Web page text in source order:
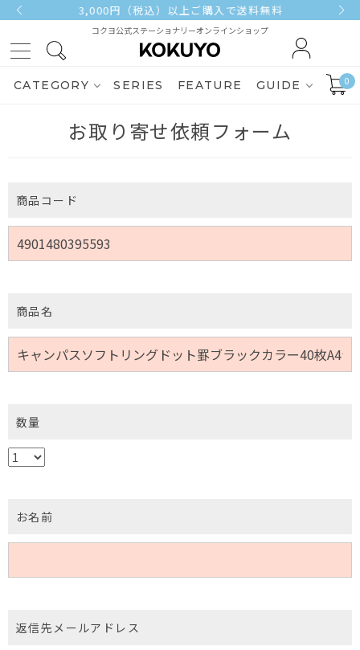
3,000円（税込）以上ご購入で送料無料
コクヨ公式ステーショナリーオンラインショップ
CATEGORY SERIES FEATURE GUIDE 0
お取り寄せ依頼フォーム
商品コード
商品名
数量
お名前
返信先メールアドレス